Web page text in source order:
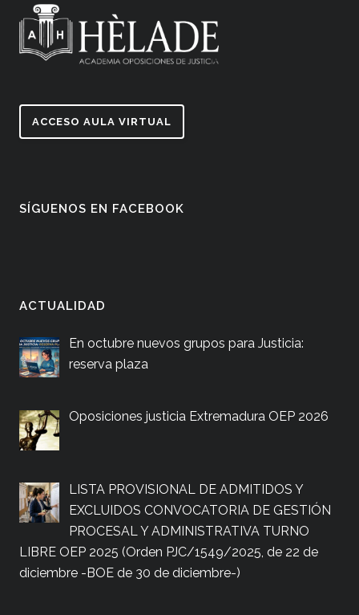
ACCESO AULA VIRTUAL
SÍGUENOS EN FACEBOOK
ACTUALIDAD
En octubre nuevos grupos para Justicia:
reserva plaza
Oposiciones justicia Extremadura OEP 2026
LISTA PROVISIONAL DE ADMITIDOS Y
EXCLUIDOS CONVOCATORIA DE GESTIÓN
PROCESAL Y ADMINISTRATIVA TURNO
LIBRE OEP 2025 (Orden PJC/1549/2025, de 22 de
diciembre -BOE de 30 de diciembre-)